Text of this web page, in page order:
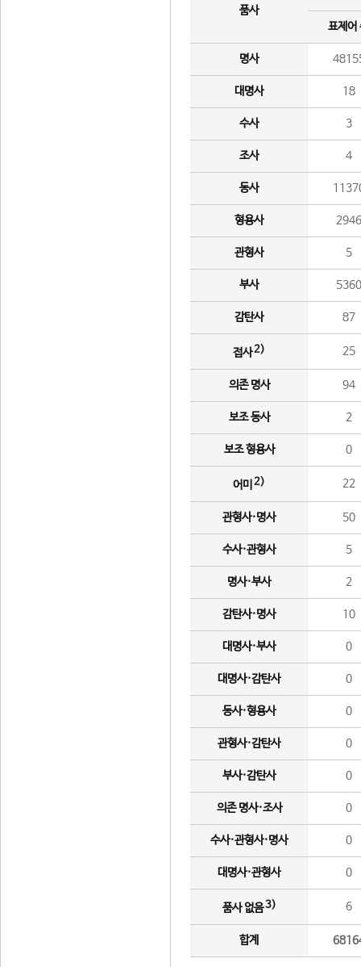
품사
표제어
명사
대명사 18
수사 3
조사 4
동사
형용사 2946
관형사 5
부사 5360
감탄사 87
접사2) 25
의존 명사 94
보조 동사 2
보조 형용사 0
어미 2) 22
관형사·명사 50
수사·관형사 5
명사·부사 2
감탄사·명사 10
대명사·부사 0
대명사·감탄사 0
동사·형용사 0
관형사·감탄사 0
부사·감탄사 0
의존 명사·조사 0
수사·관형사·명사 0
대명사·관형사 0
품사 없음3) 6
합계